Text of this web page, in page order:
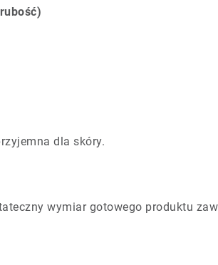
dla skóry.
wymiar gotowego produktu